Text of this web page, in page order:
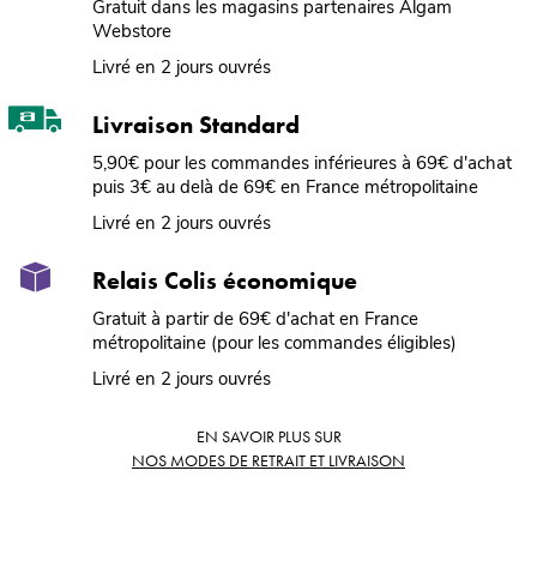
Gratuit dans les magasins partenaires Algam
Webstore
Livré en 2 jours ouvrés
Livraison Standard
5,90€ pour les commandes inférieures à 69€ d'achat
puis 3€ au delà de 69€ en France métropolitaine
Livré en 2 jours ouvrés
Relais Colis économique
Gratuit à partir de 69€ d'achat en France
métropolitaine (pour les commandes éligibles)
Livré en 2 jours ouvrés
EN SAVOIR PLUS SUR
NOS MODES DE RETRAIT ET LIVRAISON